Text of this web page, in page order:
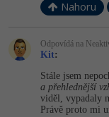
Nahoru
Odpovídá na
Kit:
Stále jsem
a přehlednější
viděl, vypadaly
Právě proto mi